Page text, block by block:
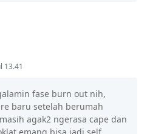
13.41
fase burn out nih,
baru setelah berumah
agak2 ngerasa cape dan